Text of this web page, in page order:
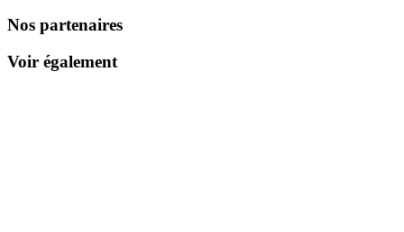
Nos partenaires
Voir également